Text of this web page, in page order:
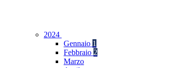
2024
Gennaio 1
Febbraio 2
Marzo